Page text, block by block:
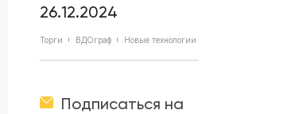
26.12.2024
Торги ВДОграф Новые технологии
Подписаться на